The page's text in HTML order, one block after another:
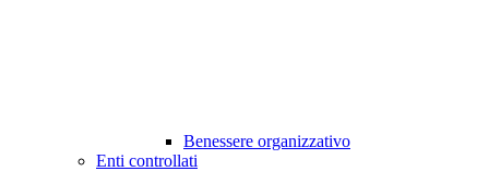
Benessere organizzativo
Enti controllati